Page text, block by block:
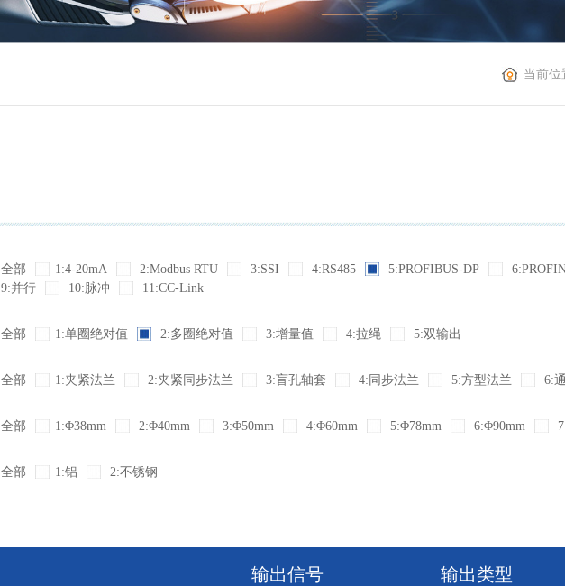
当前位
全部 1:4-20mA 2:Modbus RTU 3:SSI 4:RS485 5:PROFIBUS-DP
9:并行
10:脉冲 11:CC-Link
全部 1:单圈绝对值 2:多圈绝对值 3:增量值 4:拉绳 5:双输出
全部 1:夹紧法兰 2:夹紧同步法兰 3:盲孔轴套 4:同步法兰 5:方型法兰 6:
全部 1:Φ38mm 2:Φ40mm 3:Φ50mm 4:Φ60mm 5:Φ78mm 6:Φ90mm
全部 1:铝 2:不锈钢
输出信号 输出类型